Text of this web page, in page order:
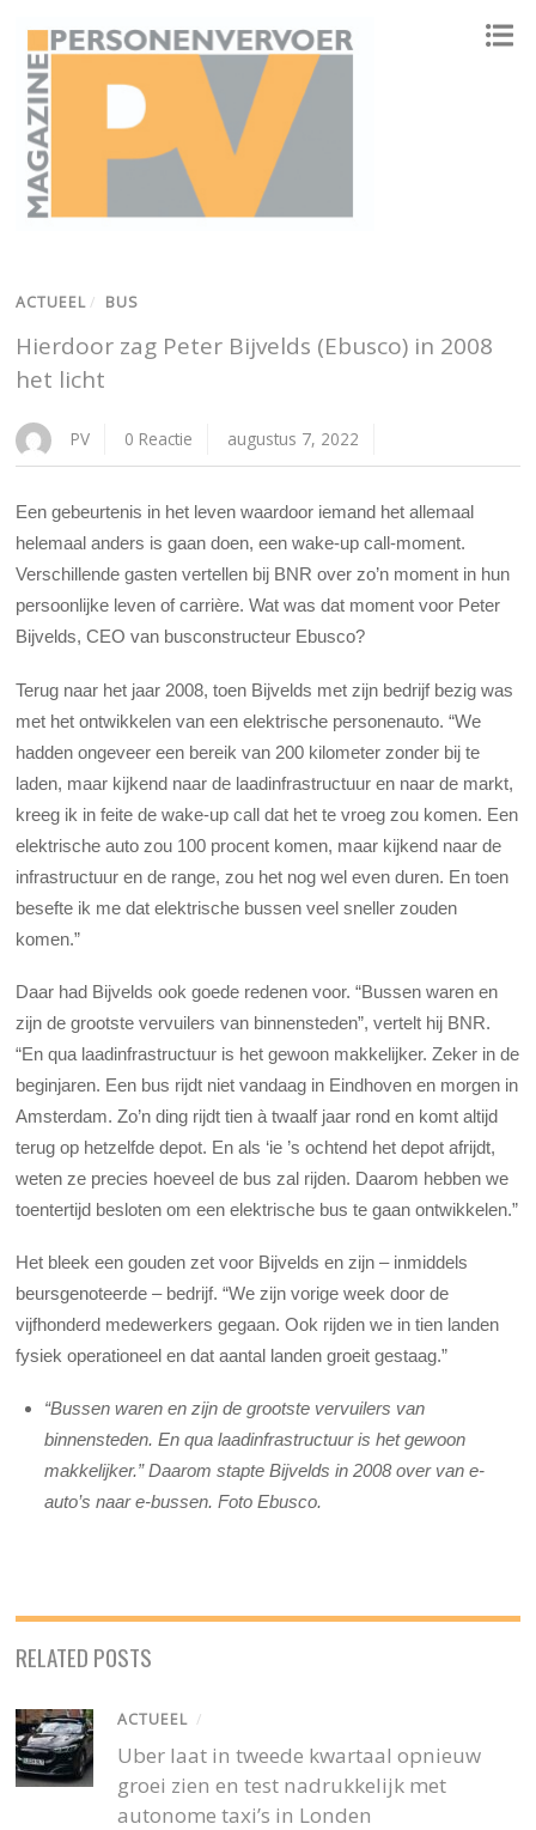
ACTUEEL / BUS
Hierdoor zag Peter Bijvelds (Ebusco) in 2008
het licht
PV 0 Reactie augustus 7, 2022
Een gebeurtenis in het leven waardoor iemand het allemaal
helemaal anders is gaan doen, een wake-up call-moment.
Verschillende gasten vertellen bij BNR over zo’n moment in hun
persoonlijke leven of carrière. Wat was dat moment voor Peter
Bijvelds, CEO van busconstructeur Ebusco?
Terug naar het jaar 2008, toen Bijvelds met zijn bedrijf bezig was
met het ontwikkelen van een elektrische personenauto. “We
hadden ongeveer een bereik van 200 kilometer zonder bij te
laden, maar kijkend naar de laadinfrastructuur en naar de markt,
kreeg ik in feite de wake-up call dat het te vroeg zou komen. Een
elektrische auto zou 100 procent komen, maar kijkend naar de
infrastructuur en de range, zou het nog wel even duren. En toen
besefte ik me dat elektrische bussen veel sneller zouden
komen.”
Daar had Bijvelds ook goede redenen voor. “Bussen waren en
zijn de grootste vervuilers van binnensteden”, vertelt hij BNR.
“En qua laadinfrastructuur is het gewoon makkelijker. Zeker in de
beginjaren. Een bus rijdt niet vandaag in Eindhoven en morgen in
Amsterdam. Zo’n ding rijdt tien à twaalf jaar rond en komt altijd
terug op hetzelfde depot. En als ‘ie ’s ochtend het depot afrijdt,
weten ze precies hoeveel de bus zal rijden. Daarom hebben we
toentertijd besloten om een elektrische bus te gaan ontwikkelen.”
Het bleek een gouden zet voor Bijvelds en zijn – inmiddels
beursgenoteerde – bedrijf. “We zijn vorige week door de
vijfhonderd medewerkers gegaan. Ook rijden we in tien landen
fysiek operationeel en dat aantal landen groeit gestaag.”
“Bussen waren en zijn de grootste vervuilers van
binnensteden. En qua laadinfrastructuur is het gewoon
makkelijker.” Daarom stapte Bijvelds in 2008 over van e-
auto’s naar e-bussen. Foto Ebusco.
RELATED POSTS
ACTUEEL /
Uber laat in tweede kwartaal opnieuw
groei zien en test nadrukkelijk met
autonome taxi’s in Londen